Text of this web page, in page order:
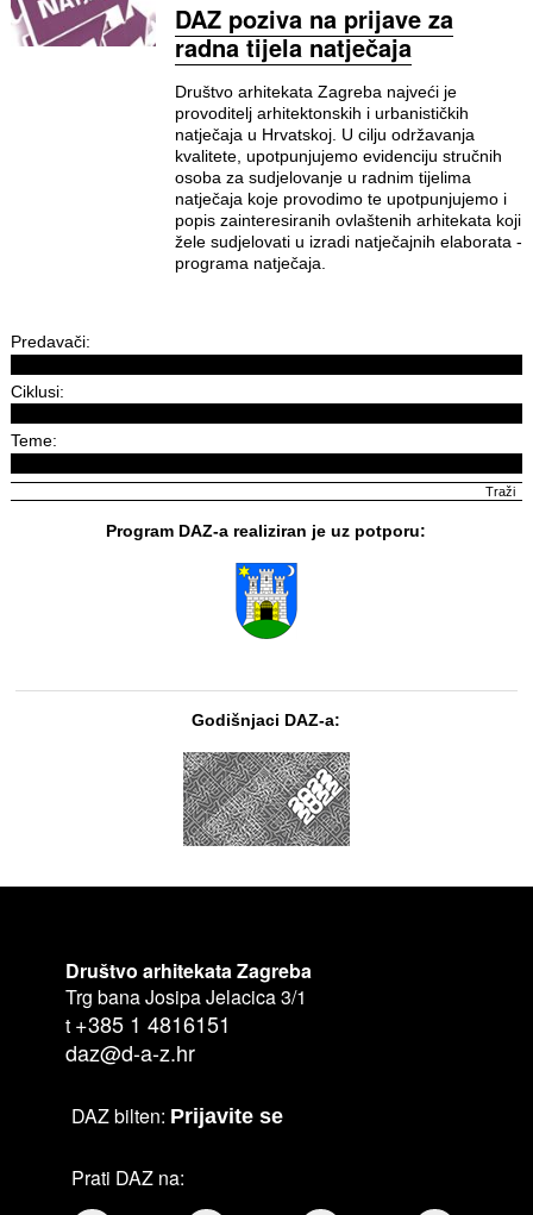
DAZ poziva na prijave za
radna tijela natječaja
Društvo arhitekata Zagreba najveći je
provoditelj arhitektonskih i urbanističkih
natječaja u Hrvatskoj. U cilju održavanja
kvalitete, upotpunjujemo evidenciju stručnih
osoba za sudjelovanje u radnim tijelima
natječaja koje provodimo te upotpunjujemo i
popis zainteresiranih ovlaštenih arhitekata koji
žele sudjelovati u izradi natječajnih elaborata -
programa natječaja.
Predavači:
Ciklusi:
Teme:
Program DAZ-a realiziran je uz potporu:
Godišnjaci DAZ-a:
Društvo arhitekata Zagreba
Trg bana Josipa Jelacica 3/1
t +385 1 4816151
daz@d-a-z.hr
DAZ bilten: Prijavite se
Prati DAZ na: